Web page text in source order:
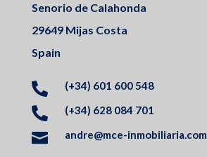
Senorio de Calahonda
29649 Mijas Costa
Spain
 (+34) 601 600 548
 (+34) 628 084 701
 andre@mce-inmobiliaria.com